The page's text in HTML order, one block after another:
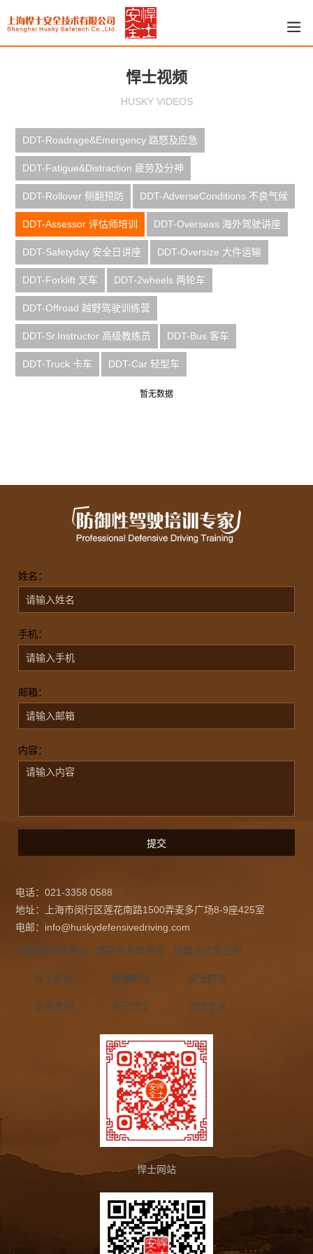
悍士视频
HUSKY VIDEOS
DDT-Roadrage&Emergency 路怒及应急
DDT-Fatigue&Distraction 疲劳及分神
DDT-Rollover 侧翻预防 DDT-AdverseConditions 不良气候
DDT-Assessor 评估师培训 DDT-Overseas 海外驾驶讲座
DDT-Safetyday 安全日讲座 DDT-Oversize 大件运输
DDT-Forklift 叉车 DDT-2wheels 两轮车
DDT-Offroad 越野驾驶训练营
DDT-Sr.Instructor 高级教练员 DDT-Bus 客车
DDT-Truck 卡车 DDT-Car 轻型车
暂无数据
姓名：
手机：
邮箱：
内容：
电话：021-3358 0588
地址：上海市闵行区莲花南路1500弄麦多广场8-9座425室
电邮：info@huskydefensivedriving.com
防御性驾驶培训 道路安全体系咨
询
运输企业专业服
务
悍士新闻 网络学院 悍士陪驾
证书查询 关于悍士 加盟专区
悍士网站